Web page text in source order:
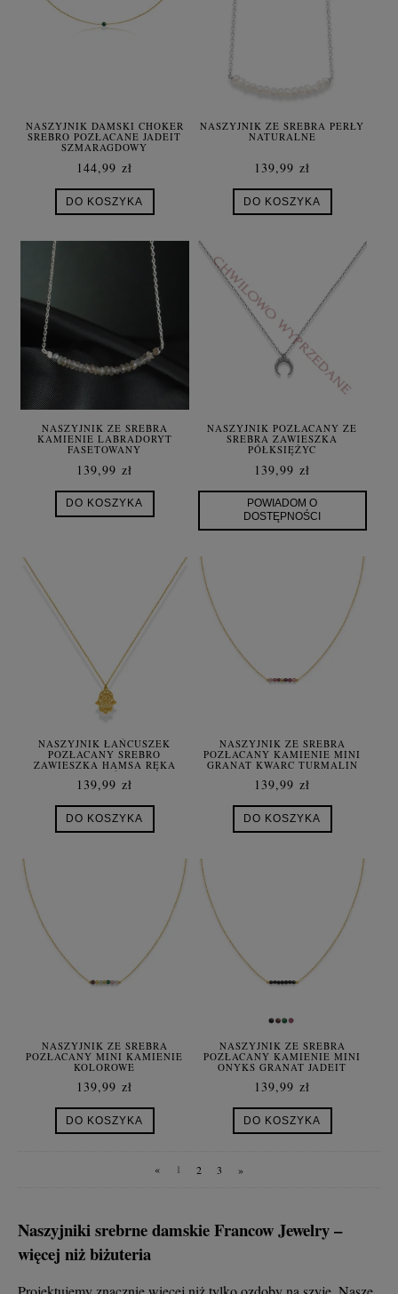
NASZYJNIK DAMSKI CHOKER
SREBRO POZŁACANE JADEIT
SZMARAGDOWY
144,99 zł
DO KOSZYKA
NASZYJNIK ZE SREBRA PERŁY
NATURALNE
139,99 zł
DO KOSZYKA
NASZYJNIK ZE SREBRA
KAMIENIE LABRADORYT
FASETOWANY
139,99 zł
DO KOSZYKA
NASZYJNIK POZŁACANY ZE
SREBRA ZAWIESZKA
PÓŁKSIĘŻYC
139,99 zł
POWIADOM O
DOSTĘPNOŚCI
NASZYJNIK ŁAŃCUSZEK
POZŁACANY SREBRO
ZAWIESZKA HAMSA RĘKA
DŁOŃ
139,99 zł
DO KOSZYKA
NASZYJNIK ZE SREBRA
POZŁACANY KAMIENIE MINI
GRANAT KWARC TURMALIN
139,99 zł
DO KOSZYKA
NASZYJNIK ZE SREBRA
POZŁACANY MINI KAMIENIE
KOLOROWE
139,99 zł
DO KOSZYKA
NASZYJNIK ZE SREBRA
POZŁACANY KAMIENIE MINI
ONYKS GRANAT JADEIT
139,99 zł
DO KOSZYKA
« 1 2 3 »
Naszyjniki srebrne damskie Francow Jewelry –
więcej niż biżuteria